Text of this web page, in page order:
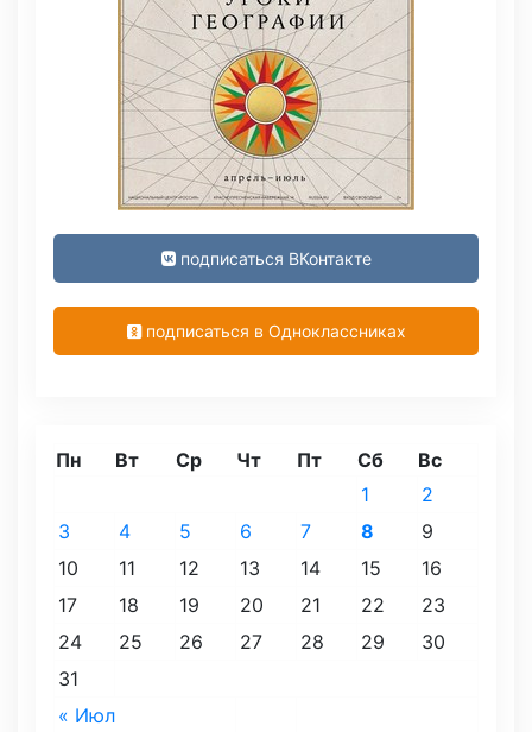
подписаться ВКонтакте
подписаться в Одноклассниках
Пн Вт Ср Чт Пт Сб Вс
« Июл
1
2
3
4 5 6 7 8
9
10
11 12 13 14 15
16
17
18 19 20 21 22
23
24
25 26 27 28 29
30
31